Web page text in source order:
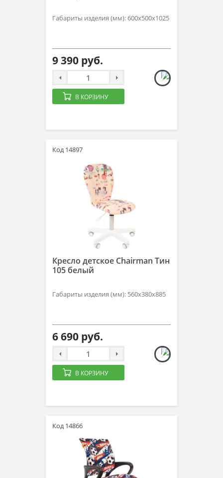
Габариты изделия (мм): 600х500х1025
9 390 руб.
В КОРЗИНУ
Код 14897
Кресло детское Chairman Тин
105 белый
Габариты изделия (мм): 560х380х885
6 690 руб.
В КОРЗИНУ
Код 14866